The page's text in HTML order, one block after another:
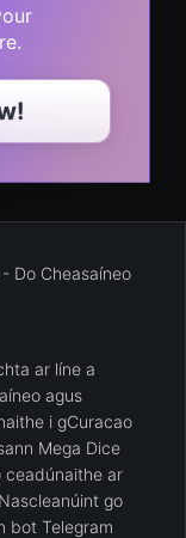
Do Cheasaíneo
ar líne a
agus
i gCuracao
Mega Dice
ceadúnaithe ar
go
bot Telegram